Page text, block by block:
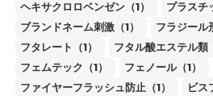
ヘキサクロロベンゼン（1）
プラスチ
ブランドネーム刺激（1）
フラジール
フタレート（1）
フタル酸エステル類
フェムテック（1）
フェノール（1）
ファイヤーフラッシュ防止（1）
ビス